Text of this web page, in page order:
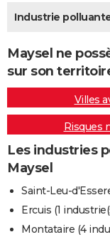
Destinations
City break
Voyage nature
Voyage de noces
Forum
Climat
+PHOTO
GUIDES D'ACHAT
BONS PLANS
CARTE DE VOEUX
Carte de Noël
Carte Bonne année
Carte Saint-Valentin
Carte d'anniversaire
DICTIONNAIRE
Dictionnaire
Biographies
Citations
Expressions
Proverbes
PROGRAMME TV
COPAINS D'AVANT
S'inscrire
Se connecter
Lycées
Collèges
Primaires
Universités
Entreprises
Service militaire
Avis de recherche
AVIS DE DÉCÈS
Industrie
Maysel ne
sur son
Villes
Risques
Les industries
Maysel
Saint-Leu-
Ercuis (1
Montataire (4